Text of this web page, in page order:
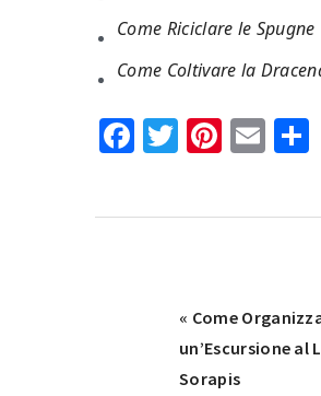
Come Riciclare le Spugne
Come Coltivare la
Facebook
Twitter
Previous
Post:
« Come
un’Escursione al
Sorapis